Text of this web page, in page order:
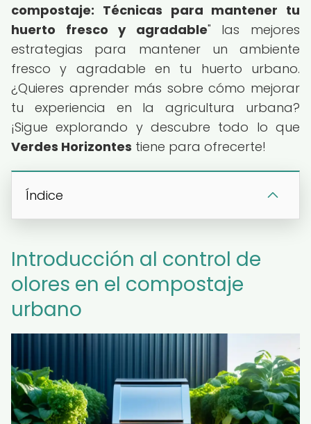
compostaje: Técnicas para mantener tu
huerto fresco y agradable" las mejores
estrategias para mantener un ambiente
fresco y agradable en tu huerto urbano.
¿Quieres aprender más sobre cómo mejorar
tu experiencia en la agricultura urbana?
¡Sigue explorando y descubre todo lo que
Verdes Horizontes tiene para ofrecerte!
Índice
Introducción al control de
olores en el compostaje
urbano